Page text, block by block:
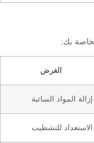
بك:
الغرض
إزالة المواد السائبة
الاستعداد للتشطيب